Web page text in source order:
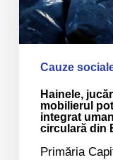
de
economie
circulară
Cauze
Hainele,
mobilierul
integrat
circulară din
Primăria